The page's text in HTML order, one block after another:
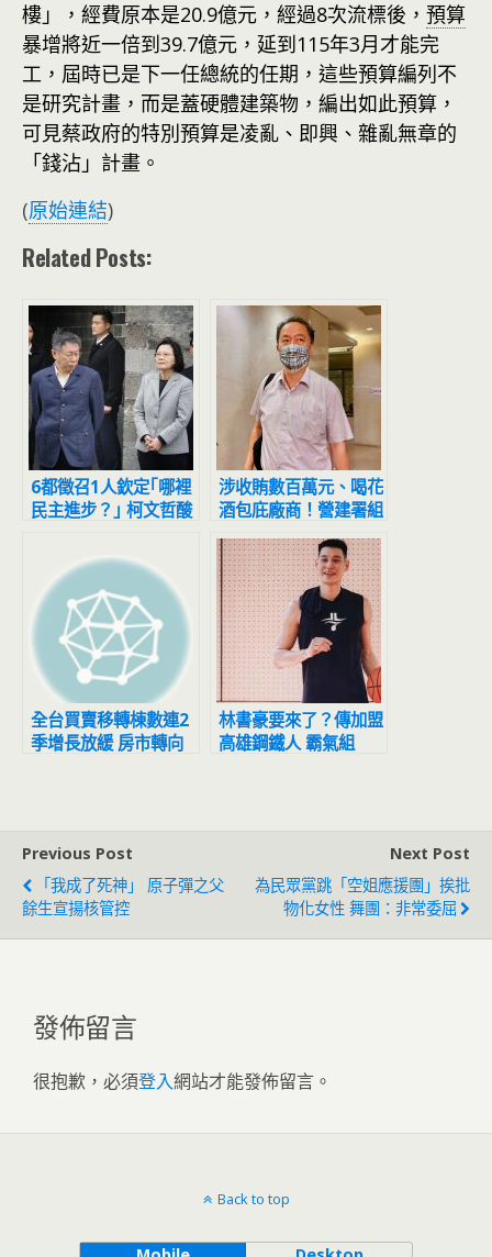
樓」，經費原本是20.9億元，經過8次流標後， 預算
暴增將近一倍到39.7億元，延到115年3月才能完
工，屆時已是下一任總統的任期，這些預算編列不
是研究計畫，而是蓋硬體建築物，編出如此預算，
可見蔡政府的特別預算是凌亂、即興、雜亂無章的
「錢沾」計畫。
(原始連結)
Related Posts:
6都徵召1人欽定｢哪裡
民主進步？｣ 柯文哲酸
涉收賄數百萬元、喝花
酒包庇廠商！營建署組
長、藍委幕僚、業者3
人聲押
全台買賣移轉棟數連2
季增長放緩 房市轉向
林書豪要來了？傳加盟
高雄鋼鐵人 霸氣組
Previous Post
「我成了死神」 原子彈之父
餘生宣揚核管控
Next Post
為民眾黨跳「空姐應援團」挨批
物化女性 舞團：非常委屈
發佈留言
很抱歉，必須登入網站才能發佈留言。
Back to top